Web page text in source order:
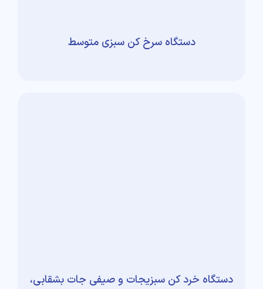
دستگاه سرخ کن سبزی متوسط
دستگاه خرد کن سبزیجات و صیفی جات بشقابی،